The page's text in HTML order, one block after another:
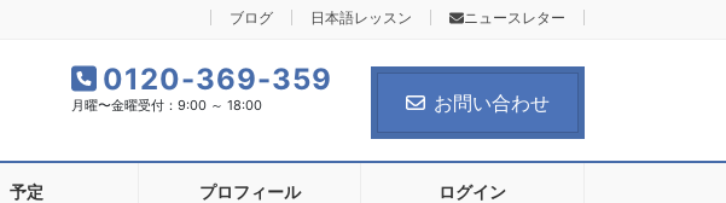
ブログ 日本語レッスン ニュースレター
0120-369-359
月曜〜金曜受付：9:00 ～ 18:00 お問い合わせ
予定 プロフィール ログイン